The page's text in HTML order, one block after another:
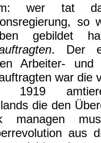
wer tat
gebildet
. Der
Arbeiter-
war die
1919
die den
managen
aus